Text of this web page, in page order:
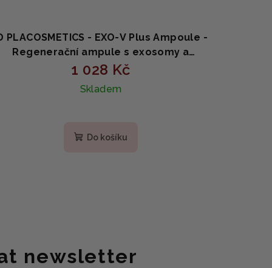
PLACOSMETICS - EXO-V Plus Ampoule -
Regenerační ampule s exosomy a
niacinamidem 30ml
1 028 Kč
Skladem
Do košíku
newsletter